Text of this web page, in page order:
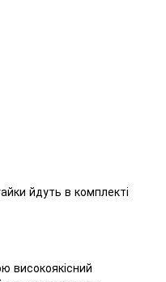
йдуть в комплекті
високоякісний